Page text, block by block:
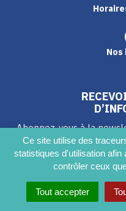
Ce site utilise des
statistiques d'utilisation
contrôler ceux
Tout accepter
Nos
Abonnez-vous à la
dernières actualités